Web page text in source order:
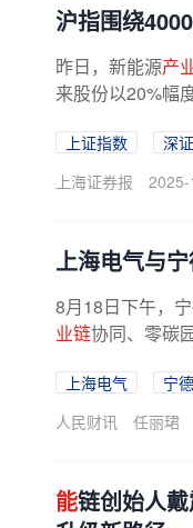
沪指围绕
昨日，新能源产
来股份以20%幅
上证指数 深
上海证券报
上海电气与
8月18日下午，
业链协同、零碳
上海电气 宁
人民财讯
任丽珺
能链创始人